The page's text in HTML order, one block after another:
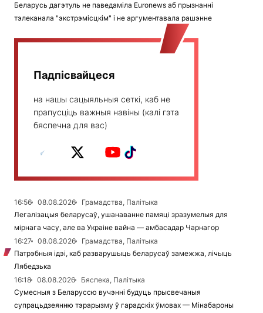
Беларусь дагэтуль не паведаміла Euronews аб прызнанні
тэлеканала "экстрэмісцкім" і не аргументавала рашэнне
Падпісвайцеся
на нашы сацыяльныя сеткі, каб не
прапусціць важныя навіны (калі гэта
бяспечна для вас)
16:56 08.08.2026
Грамадства, Палітыка
Легалізацыя беларусаў, ушанаванне памяці зразумелыя для
мірнага часу, але ва Украіне вайна — амбасадар Чарнагор
16:27
08.08.2026
Грамадства, Палітыка
Патрэбныя ідэі, каб разварушыць беларусаў замежжа, лічыць
Лябедзька
16:18
08.08.2026
Бяспека, Палітыка
Сумесныя з Беларуссю вучэнні будуць прысвечаныя
супрацьдзеянню тэрарызму ў гарадскіх ўмовах — Мінабароны